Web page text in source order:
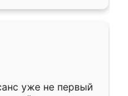
уже не первый